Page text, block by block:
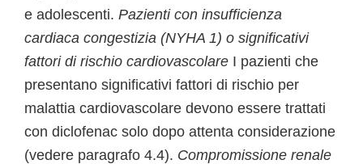
e adolescenti. Pazienti con insufficienza
cardiaca congestizia (NYHA 1) o significativi
fattori di rischio cardiovascolare I pazienti che
presentano significativi fattori di rischio per
malattia cardiovascolare devono essere trattati
con diclofenac solo dopo attenta considerazione
(vedere paragrafo 4.4). Compromissione renale